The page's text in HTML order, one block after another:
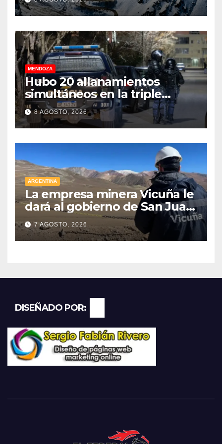
Libertadores: pérdidas
millonarias
MENDOZA
Hubo 20 allanamientos
simultáneos en la triple
frontera de Luján, Maipú y
Godoy Cruz
8 AGOSTO, 2026
ARGENTINA
La empresa minera Vicuña le
dará al gobierno de San Juan
U$D 250 millones cómo un
aporte extraordinario y no
reembolsable
7 AGOSTO, 2026
DISEÑADO POR: